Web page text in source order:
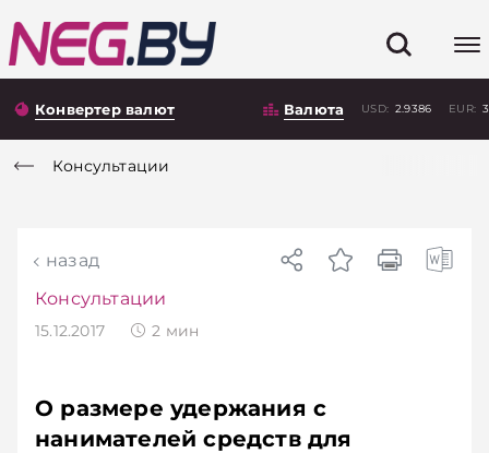
Конвертер валют Валюта USD: 2.9386 EUR:
Консультации
назад
Консультации
15.12.2017 2 мин
О размере удержания с
нанимателей средств для